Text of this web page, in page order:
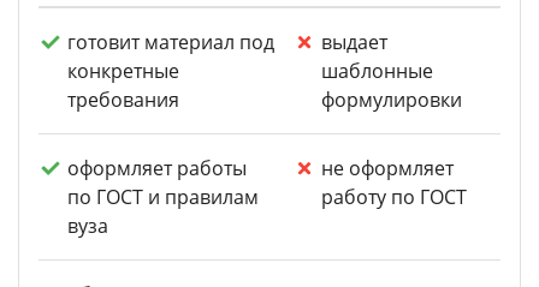
готовит материал под
конкретные
требования
выдает
шаблонные
формулировки
оформляет работы
по ГОСТ и правилам
вуза
не оформляет
работу по ГОСТ